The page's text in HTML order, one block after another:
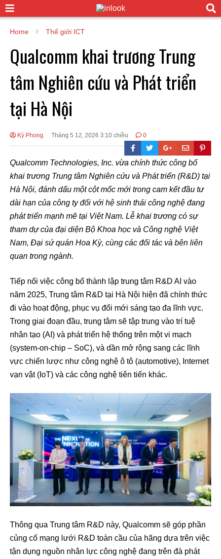
Home Thế giới ICT
Qualcomm khai trương Trung
tâm Nghiên cứu và Phát triển
tại Hà Nội
Kỳ Phong Tháng 5 12, 2026 3:10 chiều 0
Qualcomm Technologies, Inc. vừa chính thức công bố
khai trương Trung tâm Nghiên cứu và Phát triển (R&D) tại
Hà Nội, đánh dấu một cột mốc mới trong cam kết đầu tư
dài hạn của công ty đối với hệ sinh thái công nghệ đang
phát triển mạnh mẽ tại Việt Nam. Lễ khai trương có sự
tham dự của đại diện Bộ Khoa học và Công nghệ Việt
Nam, Đại sứ quán Hoa Kỳ, cùng các đối tác và bên liên
quan trong ngành.
Tiếp nối việc công bố thành lập trung tâm R&D AI vào
năm 2025, Trung tâm R&D tại Hà Nội hiện đã chính thức
đi vào hoạt động, phục vụ đổi mới sáng tạo đa lĩnh vực.
Trong giai đoạn đầu, trung tâm sẽ tập trung vào trí tuệ
nhân tạo (AI) và phát triển hệ thống trên một vi mạch
(system-on-chip – SoC), và dần mở rộng sang các lĩnh
vực chiến lược như công nghệ ô tô (automotive), Internet
vạn vật (IoT) và các công nghệ tiên tiến khác.
Thông qua Trung tâm R&D này, Qualcomm sẽ góp phần
củng cố mạng lưới R&D toàn cầu của hãng dựa trên việc
tận dụng nguồn nhân lực công nghệ đang trên đà phát